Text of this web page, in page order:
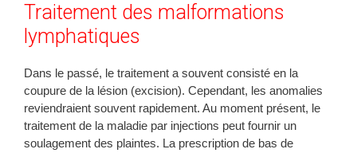
Traitement des malformations
lymphatiques
Dans le passé, le traitement a souvent consisté en la
coupure de la lésion (excision). Cependant, les anomalies
reviendraient souvent rapidement. Au moment présent, le
traitement de la maladie par injections peut fournir un
soulagement des plaintes. La prescription de bas de